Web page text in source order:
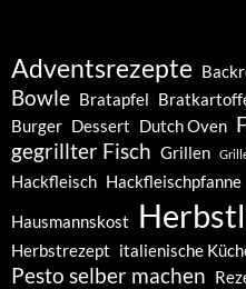
Adventsrezepte
Bowle Bratapfel
Burger Dessert Dutch Oven
gegrillter Fisch Grillen
Hackfleisch Hackfleischpfanne
Hausmannskost
Herbstrezept italienische
Pesto selber machen